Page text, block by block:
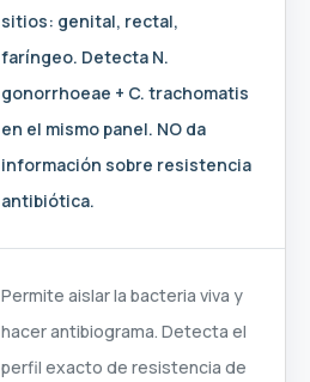
sitios: genital, rectal,
faríngeo. Detecta N.
gonorrhoeae + C. trachomatis
en el mismo panel. NO da
información sobre resistencia
antibiótica.
Permite aislar la bacteria viva y
hacer antibiograma. Detecta el
perfil exacto de resistencia de